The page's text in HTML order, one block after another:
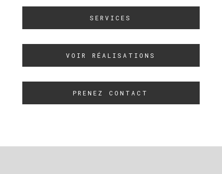
SERVICES
VOIR RÉALISATIONS
PRENEZ CONTACT